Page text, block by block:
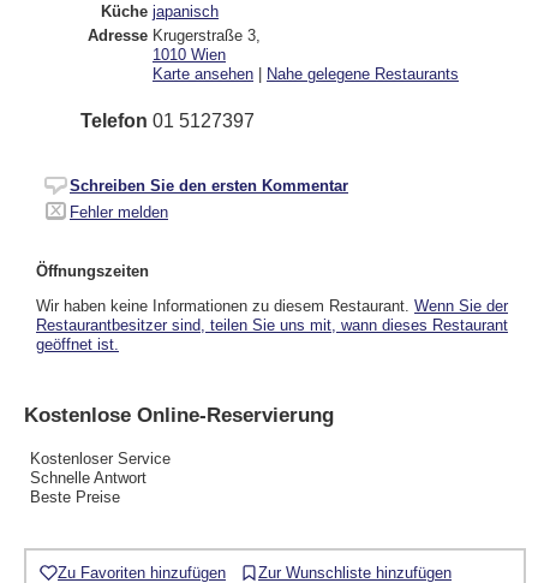
Küche japanisch
Adresse Krugerstraße 3
1010 Wien
Karte ansehen | Nahe gelegene Restaurants
Telefon 01 5127397
Schreiben Sie den ersten Kommentar
Fehler melden
Öffnungszeiten
Wir haben keine Informationen zu diesem Restaurant. Wenn Sie der
Restaurantbesitzer sind, teilen Sie uns mit, wann dieses Restaurant
geöffnet ist.
Kostenlose Online-Reservierung
Kostenloser Service
Schnelle Antwort
Beste Preise
Zu Favoriten hinzufügen Zur Wunschliste hinzufügen